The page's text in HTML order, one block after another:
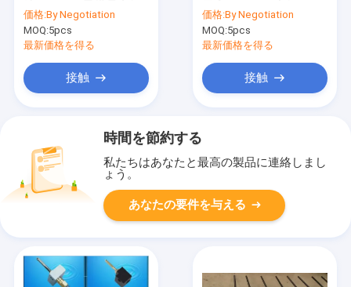
ジェット機のための現
われる
価格:By Negotiation
MOQ:5pcs
最新価格を得る
接触
ット機の織機の使用
価格:By Negotiation
MOQ:5pcs
最新価格を得る
接触
時間を節約する
私たちはあなたと最高の製品に連絡しまし
ょう。
あなたの要件を与える